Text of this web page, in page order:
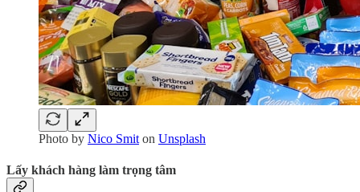
Photo by Nico Smit on Unsplash
Lấy khách hàng làm trọng tâm